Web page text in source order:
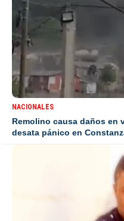
NACIONALES
Remolino causa daños en
desata pánico en